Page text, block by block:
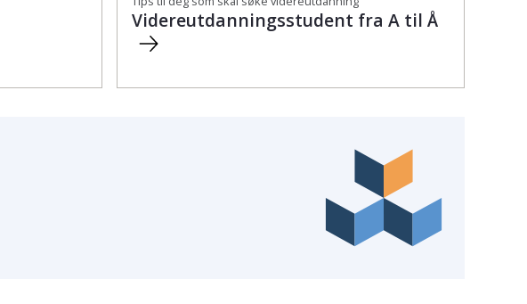
Videreutdanningsstudent fra A til Å